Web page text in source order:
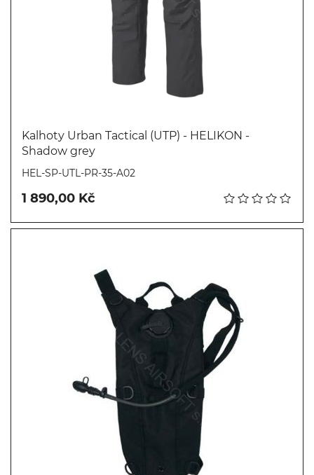
Kalhoty Urban Tactical (UTP) - HELIKON -
Shadow grey
HEL-SP-UTL-PR-35-A02
1 890,00 Kč